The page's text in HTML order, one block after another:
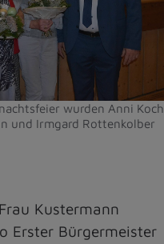
wurden Anni Koch,
und Irmgard Rottenkolber
Kustermann
Erster Bürgermeister